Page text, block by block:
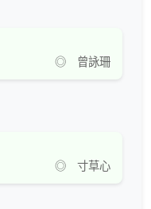
◎ 曾詠珊
◎ 寸草心